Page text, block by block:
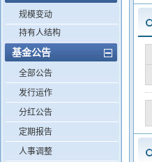
规模变动
持有人结构
基金公告
全部公告
发行运作
分红公告
定期报告
人事调整